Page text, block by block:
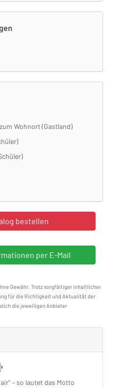
Wohnort (Gastland)
Gewähr. Trotz sorgfältiger inhaltlicher
für die Richtigkeit und Aktualität der
die jeweiligen Anbieter
– so lautet das Motto